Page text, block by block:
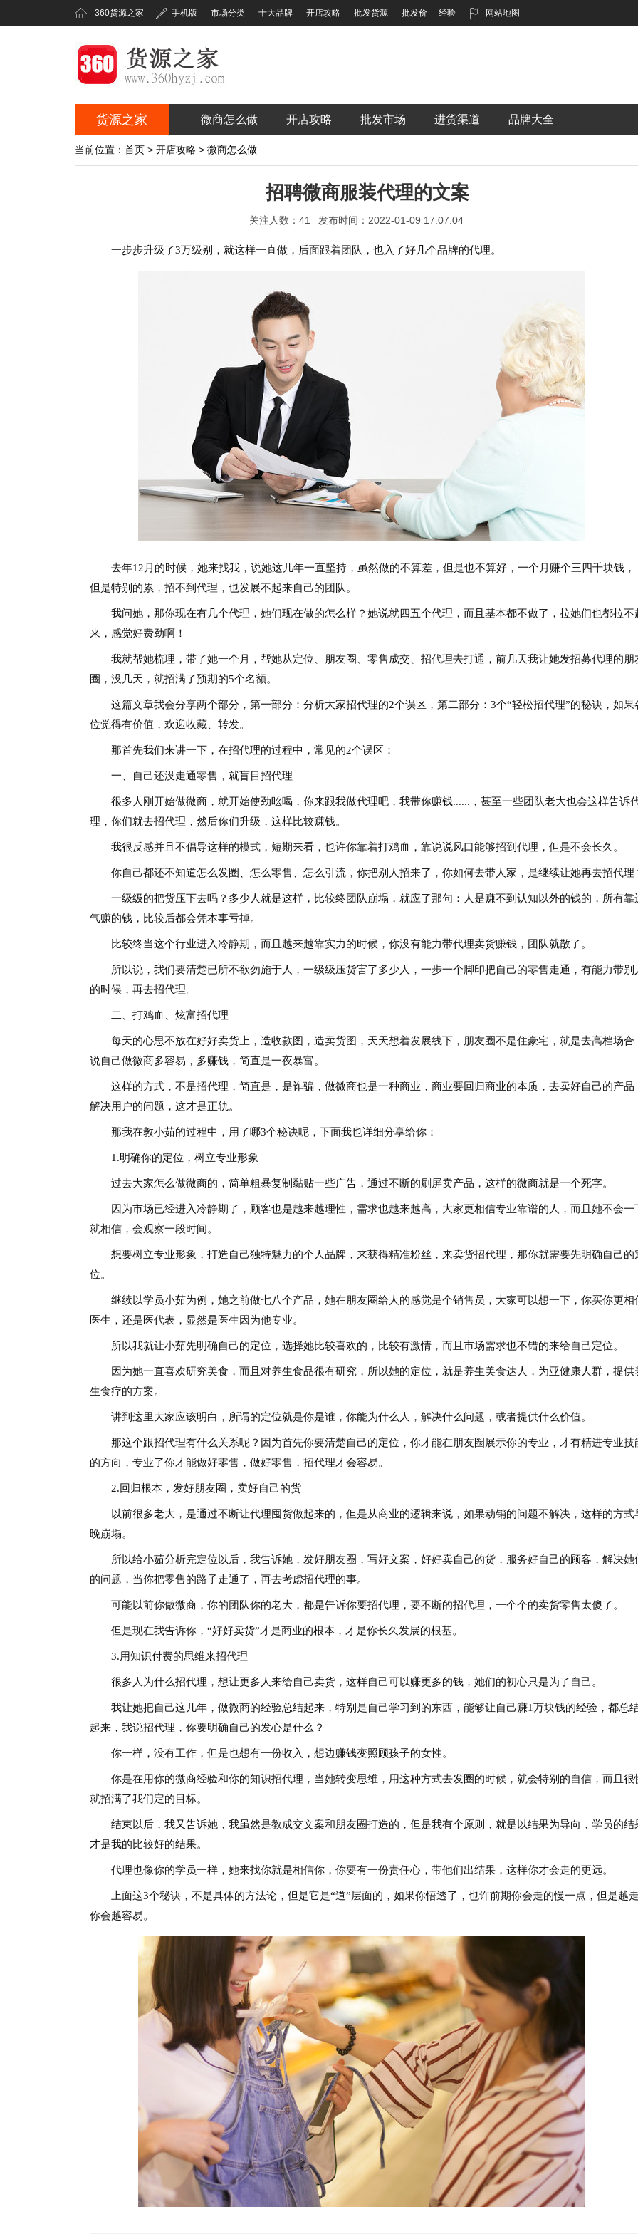
360货源之家 手机版 市场分类 十大品牌 开店攻略 批发货源 批发价 经验 网站地图
360货源之家
货源之家 微商怎么做 开店攻略 批发市场 进货渠道 品牌大全
当前位置： 首页> 开店攻略> 微商怎么做
招聘微商服装代理的文案
关注人数：41 发布时间：2022-01-09 17:07:04
一步步升级了3万级别，就这样一直做，后面跟着团队，也入了好几个品牌的代理。
去年12月的时候，她来找我，说她这几年一直坚持，虽然做的不算差，但是也不算好，一个月赚个三四千块钱，
但是特别的累，招不到代理，也发展不起来自己的团队。
我问她，那你现在有几个代理，她们现在做的怎么样？她说就四五个代理，而且基本都不做了，拉她们也都拉不
来，感觉好费劲啊！
我就帮她梳理，带了她一个月，帮她从定位、朋友圈、零售成交、招代理去打通，前几天我让她发招募代理的朋
圈，没几天，就招满了预期的5个名额。
这篇文章我会分享两个部分，第一部分：分析大家招代理的2个误区，第二部分：3个“轻松招代理”的秘诀，如果
位觉得有价值，欢迎收藏、转发。
那首先我们来讲一下，在招代理的过程中，常见的2个误区：
一、自己还没走通零售，就盲目招代理
很多人刚开始做微商，就开始使劲吆喝，你来跟我做代理吧，我带你赚钱......，甚至一些团队老大也会这样告诉
理，你们就去招代理，然后你们升级，这样比较赚钱。
我很反感并且不倡导这样的模式，短期来看，也许你靠着打鸡血，靠说说风口能够招到代理，但是不会长久。
你自己都还不知道怎么发圈、怎么零售、怎么引流，你把别人招来了，你如何去带人家，是继续让她再去招代理
一级级的把货压下去吗？多少人就是这样，比较终团队崩塌，就应了那句：人是赚不到认知以外的钱的，所有靠
气赚的钱，比较后都会凭本事亏掉。
比较终当这个行业进入冷静期，而且越来越靠实力的时候，你没有能力带代理卖货赚钱，团队就散了。
所以说，我们要清楚已所不欲勿施于人，一级级压货害了多少人，一步一个脚印把自己的零售走通，有能力带别
的时候，再去招代理。
二、打鸡血、炫富招代理
每天的心思不放在好好卖货上，造收款图，造卖货图，天天想着发展线下，朋友圈不是住豪宅，就是去高档场合
说自己做微商多容易，多赚钱，简直是一夜暴富。
这样的方式，不是招代理，简直是，是诈骗，做微商也是一种商业，商业要回归商业的本质，去卖好自己的产品
解决用户的问题，这才是正轨。
那我在教小茹的过程中，用了哪3个秘诀呢，下面我也详细分享给你：
1.明确你的定位，树立专业形象
过去大家怎么做微商的，简单粗暴复制黏贴一些广告，通过不断的刷屏卖产品，这样的微商就是一个死字。
因为市场已经进入冷静期了，顾客也是越来越理性，需求也越来越高，大家更相信专业靠谱的人，而且她不会一
就相信，会观察一段时间。
想要树立专业形象，打造自己独特魅力的个人品牌，来获得精准粉丝，来卖货招代理，那你就需要先明确自己的
位。
继续以学员小茹为例，她之前做七八个产品，她在朋友圈给人的感觉是个销售员，大家可以想一下，你买你更相
医生，还是医代表，显然是医生因为他专业。
所以我就让小茹先明确自己的定位，选择她比较喜欢的，比较有激情，而且市场需求也不错的来给自己定位。
因为她一直喜欢研究美食，而且对养生食品很有研究，所以她的定位，就是养生美食达人，为亚健康人群，提供
生食疗的方案。
讲到这里大家应该明白，所谓的定位就是你是谁，你能为什么人，解决什么问题，或者提供什么价值。
那这个跟招代理有什么关系呢？因为首先你要清楚自己的定位，你才能在朋友圈展示你的专业，才有精进专业技
的方向，专业了你才能做好零售，做好零售，招代理才会容易。
2.回归根本，发好朋友圈，卖好自己的货
以前很多老大，是通过不断让代理囤货做起来的，但是从商业的逻辑来说，如果动销的问题不解决，这样的方式
晚崩塌。
所以给小茹分析完定位以后，我告诉她，发好朋友圈，写好文案，好好卖自己的货，服务好自己的顾客，解决她
的问题，当你把零售的路子走通了，再去考虑招代理的事。
可能以前你做微商，你的团队你的老大，都是告诉你要招代理，要不断的招代理，一个个的卖货零售太傻了。
但是现在我告诉你，“好好卖货”才是商业的根本，才是你长久发展的根基。
3.用知识付费的思维来招代理
很多人为什么招代理，想让更多人来给自己卖货，这样自己可以赚更多的钱，她们的初心只是为了自己。
我让她把自己这几年，做微商的经验总结起来，特别是自己学习到的东西，能够让自己赚1万块钱的经验，都总
起来，我说招代理，你要明确自己的发心是什么？
你一样，没有工作，但是也想有一份收入，想边赚钱变照顾孩子的女性。
你是在用你的微商经验和你的知识招代理，当她转变思维，用这种方式去发圈的时候，就会特别的自信，而且很
就招满了我们定的目标。
结束以后，我又告诉她，我虽然是教成交文案和朋友圈打造的，但是我有个原则，就是以结果为导向，学员的结
才是我的比较好的结果。
代理也像你的学员一样，她来找你就是相信你，你要有一份责任心，带他们出结果，这样你才会走的更远。
上面这3个秘诀，不是具体的方法论，但是它是“道”层面的，如果你悟透了，也许前期你会走的慢一点，但是越走
你会越容易。